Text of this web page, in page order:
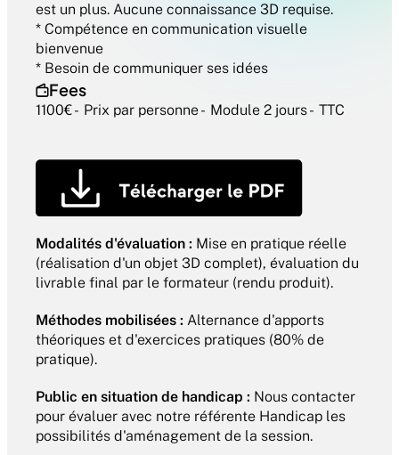
est un plus. Aucune connaissance 3D requise.
* Compétence en communication visuelle
bienvenue
* Besoin de communiquer ses idées
Fees
1100€ -  Prix par personne -  Module 2 jours -  TTC
Modalités d'évaluation : Mise en pratique réelle
(réalisation d'un objet 3D complet), évaluation du
livrable final par le formateur (rendu produit).
Méthodes mobilisées : Alternance d'apports
théoriques et d'exercices pratiques (80% de
pratique).
Public en situation de handicap : Nous contacter
pour évaluer avec notre référente Handicap les
possibilités d'aménagement de la session.